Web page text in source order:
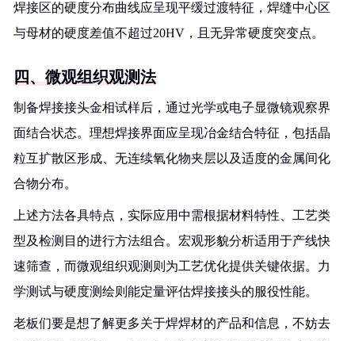
焊接区的硬度分布曲线应呈现平缓过渡特征，焊缝中心区
与母材的硬度差值不超过20HV，且无异常硬度突变点。
四、微观组织观测法
制备焊接接头金相试样后，通过光学或电子显微镜观察界
面结合状态。理想焊接界面应呈现冶金结合特征，包括晶
粒互扩散区形成、无连续氧化物夹层以及适度的金属间化
合物分布。
上述方法各具特点，实际应用中需根据材料特性、工艺类
型及检测目的进行方法组合。宏观形貌分析适用于产线快
速筛查，而微观组织观测则为工艺优化提供关键依据。力
学测试与硬度测绘则能定量评估焊接接头的服役性能。
老板们要是想了解更多关于焊焊材的产品和信息，不妨去